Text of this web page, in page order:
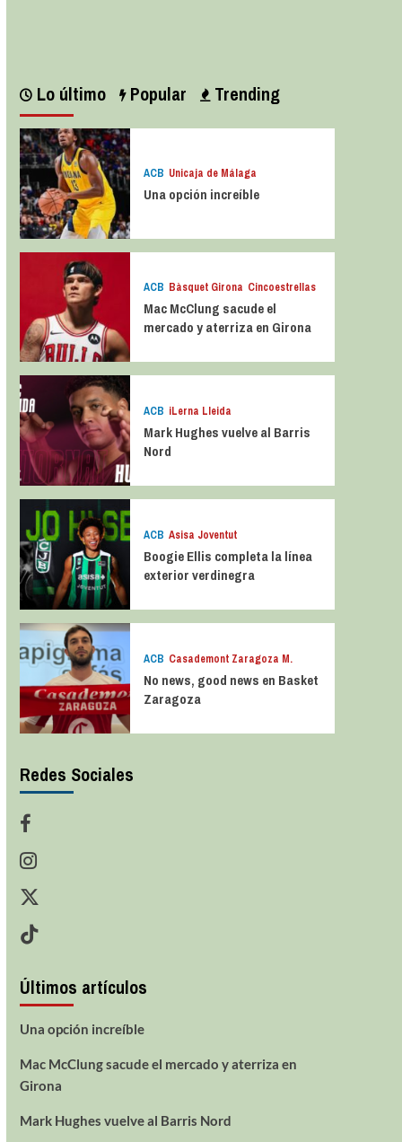
Lo último Popular Trending
ACB Unicaja de Málaga
Una opción increíble
ACB Bàsquet Girona Cincoestrellas
Mac McClung sacude el
mercado y aterriza en Girona
ACB iLerna Lleida
Mark Hughes vuelve al Barris
Nord
ACB Asisa Joventut
Boogie Ellis completa la línea
exterior verdinegra
ACB Casademont Zaragoza M.
No news, good news en Basket
Zaragoza
Redes Sociales
Últimos artículos
Una opción increíble
Mac McClung sacude el mercado y aterriza en
Girona
Mark Hughes vuelve al Barris Nord